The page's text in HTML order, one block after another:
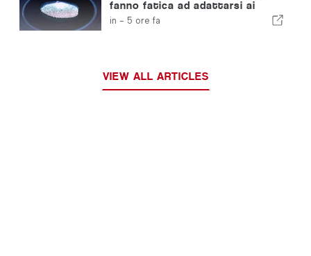
fanno fatica ad adattarsi ai
nuovi controlli delle impronte
in - 5 ore fa
VIEW ALL ARTICLES